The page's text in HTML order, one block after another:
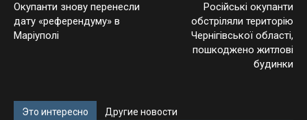
Окупанти знову перенесли
дату «референдуму» в
Маріуполі
Російські окупанти
обстріляли територію
Чернігівської області,
пошкоджено житлові
будинки
Это интересно Другие новости